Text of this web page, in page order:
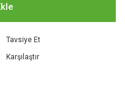
Tavsiye Et
Karşılaştır